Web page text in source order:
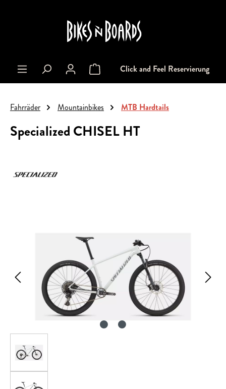
Warenkorb enthält 0 Positionen. Der
Click and Feel Reservierung
Fahrräder Mountainbikes MTB Hardtails
Specialized CHISEL HT